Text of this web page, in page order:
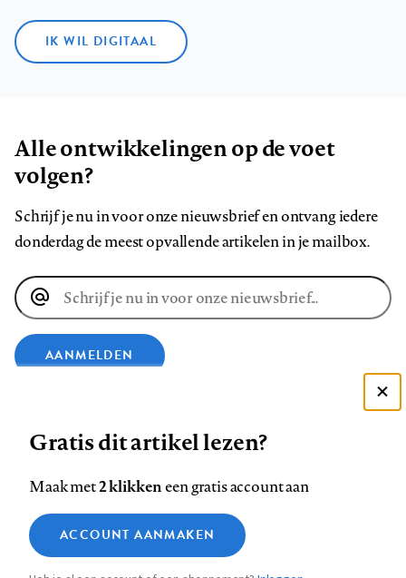
IK WIL DIGITAAL
Alle ontwikkelingen op de voet
volgen?
Schrijf je nu in voor onze nieuwsbrief en ontvang iedere
donderdag de meest opvallende artikelen in je mailbox.
E-
mailadres
AANMELDEN
op
Facebook
op
LinkedIn
op
Bluesky
ons
op
InstagramYouTube
Footer
Contact Colofon Disclaimer Privacy
Medische vragen verdienen
betrouwbare antwoorden
Zie onze cookie policy
Analytische cookies
Gratis dit artikel lezen?
Maak met2 klikkeneen gratis account aan
ACCOUNT AANMAKEN